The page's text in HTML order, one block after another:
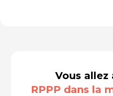
Vous allez
RPPP dans la